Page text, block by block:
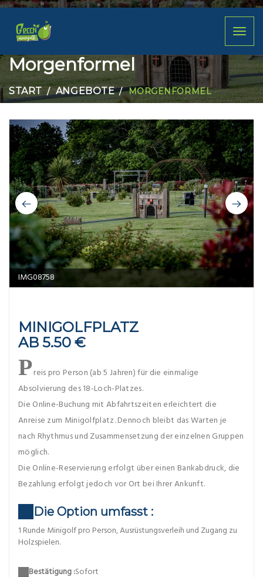
Morgenformel
START ANGEBOTE MORGENFORMEL
IMG08758
MINIGOLFPLATZ
AB 5.50 €
Preis pro Person (ab 5 Jahren) für die einmalige
Absolvierung des 18-Loch-Platzes.
Die Online-Buchung mit Abfahrtszeiten erleichtert die
Anreise zum Minigolfplatz. Dennoch bleibt das Warten je
nach Rhythmus und Zusammensetzung der einzelnen Gruppen
möglich.
Die Online-Reservierung erfolgt über einen Bankabdruck, die
Bezahlung erfolgt jedoch vor Ort bei Ihrer Ankunft.
Die Option umfasst :
1 Runde Minigolf pro Person, Ausrüstungsverleih und Zugang zu
Holzspielen.
Bestätigung :Sofort